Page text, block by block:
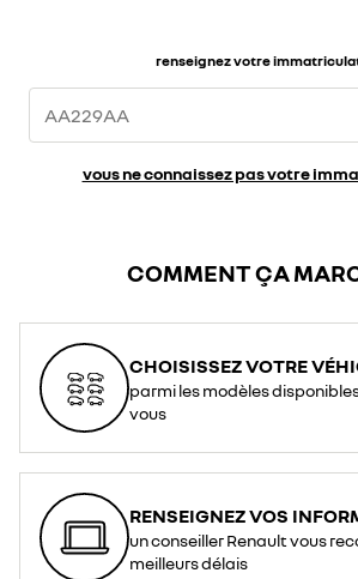
renseignez votre
vous ne connaissez pas votre
COMMENT ÇA
CHOISISSEZ VOTRE
parmi les modèles
vous
RENSEIGNEZ VOS
un conseiller Renault vous
meilleurs délais